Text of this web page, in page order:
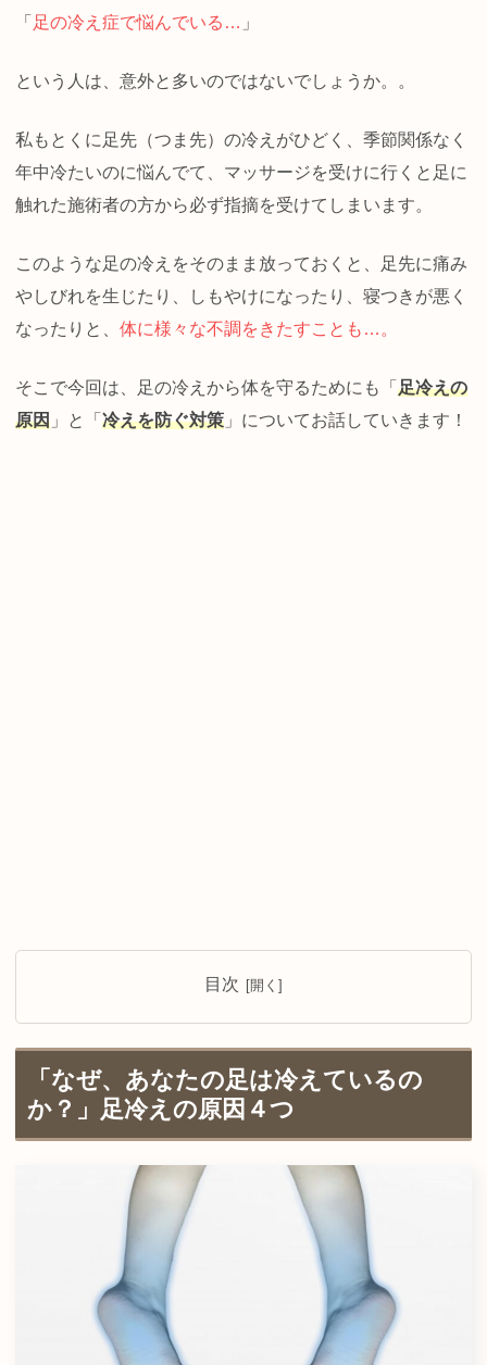
「 足の冷え症で悩んでいる… 」
という人は、意外と多いのではないでしょうか。。
私もとくに足先（つま先）の冷えがひどく、季節関係なく
年中冷たいのに悩んでて、マッサージを受けに行くと足に
触れた施術者の方から必ず指摘を受けてしまいます。
このような足の冷えをそのまま放っておくと、足先に痛み
やしびれを生じたり、しもやけになったり、寝つきが悪く
なったりと、 体に様々な不調をきたすことも…。
そこで今回は、足の冷えから体を守るためにも「 足冷えの
原因 」と「 冷えを防ぐ対策 」についてお話していきます！
目次
「なぜ、あなたの足は冷えているの
か？」足冷えの原因４つ